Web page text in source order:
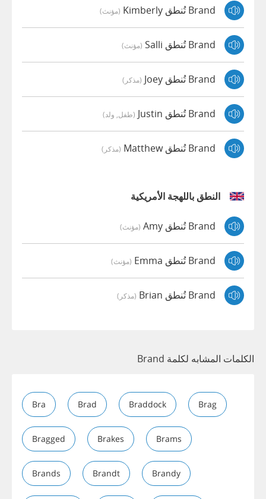
Brand تُنطق Kimberly (مؤنث)
Brand تُنطق Salli (مؤنث)
Brand تُنطق Joey (مذكر)
Brand تُنطق Justin (طفل, ولد)
Brand تُنطق Matthew (مذكر)
النطق باللهجة الأمريكية
Brand تُنطق Amy (مؤنث)
Brand تُنطق Emma (مؤنث)
Brand تُنطق Brian (مذكر)
الكلمات المشابه لكلمة Brand
Bra Brad Braddock Brag
Bragged Brakes Brams
Brands Brandt Brandy